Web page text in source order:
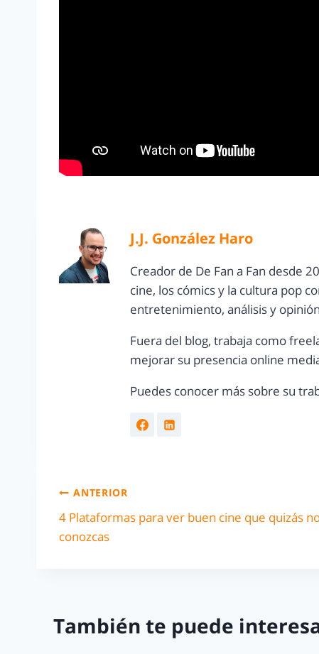
J.J. González Haro
Creador de De Fan a Fan desde
cine, los cómics y la cultura pop
entretenimiento, análisis y
Fuera del blog, trabaja como
mejorar su presencia online
Puedes conocer más sobre su
ANTERIOR
4 Plataformas para ver buen cine que quizás
conozcas
También te puede